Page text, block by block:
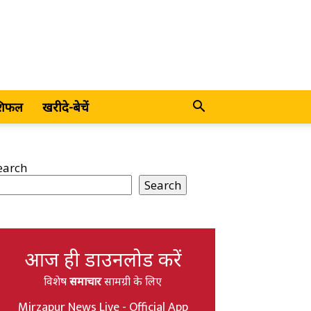
खरीदे-बेचें
Search
आज ही डाउनलोड करें
विशेषसमाचारसामग्री के लिए